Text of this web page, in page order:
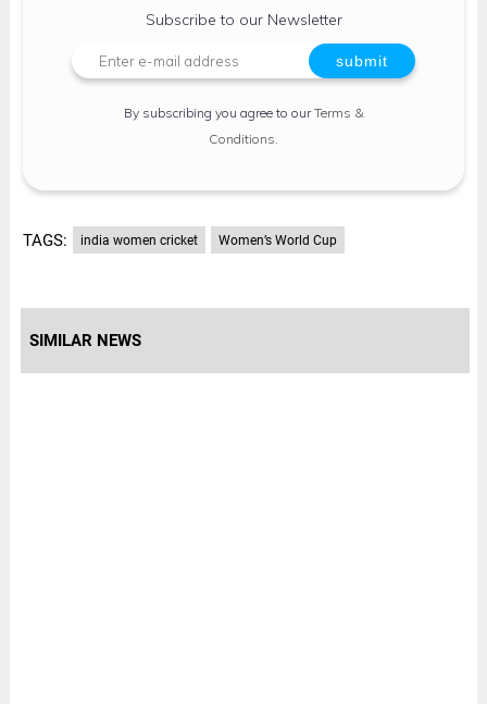
Subscribe to our Newsletter
By subscribing you agree to ourTerms &
Conditions
TAGS: india women cricket Women’s World Cup
SIMILAR NEWS